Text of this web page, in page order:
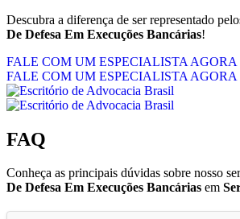
Descubra a diferença de ser representado
De Defesa Em Execuções Bancárias!
FALE COM UM ESPECIALISTA AGORA
FALE COM UM ESPECIALISTA AGORA
FAQ
Conheça as principais dúvidas sobre nosso
De Defesa Em Execuções Bancárias em